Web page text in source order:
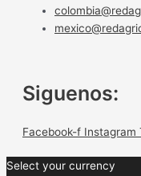
Siguenos:
Facebook-f Instagram
Select your currency